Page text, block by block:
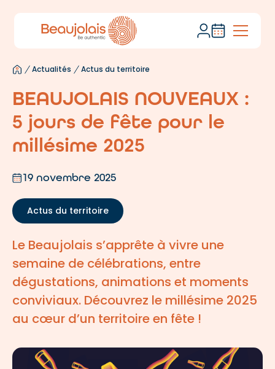
Actualités Actus du territoire
BEAUJOLAIS NOUVEAUX :
5 jours de fête pour le
millésime 2025
19 novembre 2025
Actus du territoire
Le Beaujolais s’apprête à vivre une
semaine de célébrations, entre
dégustations, animations et moments
conviviaux. Découvrez le millésime 2025
au cœur d’un territoire en fête !